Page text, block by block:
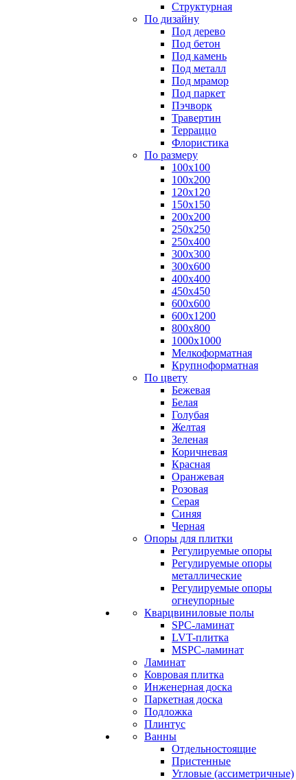
Структурная
По дизайну
Под дерево
Под бетон
Под камень
Под металл
Под мрамор
Под паркет
Пэчворк
Травертин
Терраццо
Флористика
По размеру
100х100
100х200
120х120
150х150
200х200
250х250
250х400
300х300
300х600
400х400
450х450
600х600
600х1200
800х800
1000х1000
Мелкоформатная
Крупноформатная
По цвету
Бежевая
Белая
Голубая
Желтая
Зеленая
Коричневая
Красная
Оранжевая
Розовая
Серая
Синяя
Черная
Опоры для плитки
Регулируемые опоры
Регулируемые опоры
металлические
Регулируемые опоры
огнеупорные
Кварцвиниловые полы
SPC-ламинат
LVT-плитка
MSPC-ламинат
Ламинат
Ковровая плитка
Инженерная доска
Паркетная доска
Подложка
Плинтус
Ванны
Отдельностоящие
Пристенные
Угловые (ассиметричные)